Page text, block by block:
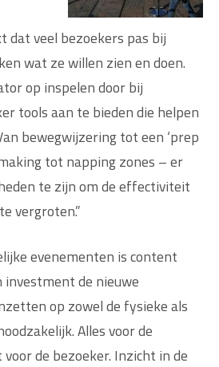
dat veel bezoekers pas bij
wat ze willen zien en doen.
op inspelen door bij
tools aan te bieden die helpen
bewegwijzering tot een ‘prep
tot napping zones – er
te zijn om de effectiviteit
vergroten.”
evenementen is content
de nieuwe
op zowel de fysieke als
Alles voor de
de bezoeker. Inzicht in de